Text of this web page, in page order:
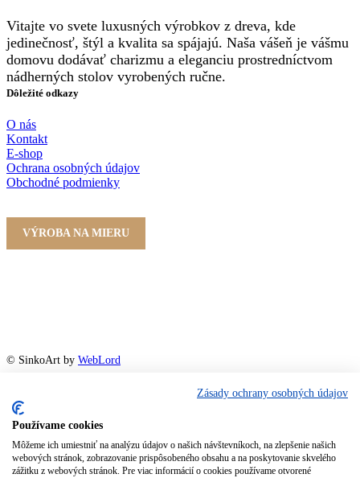
Vitajte vo svete luxusných výrobkov z dreva, kde
jedinečnosť, štýl a kvalita sa spájajú. Naša vášeň je vášmu
domovu dodávať charizmu a eleganciu prostredníctvom
nádherných stolov vyrobených ručne.
Dôležité odkazy
O nás
Kontakt
E-shop
Ochrana osobných údajov
Obchodné podmienky
VÝROBA NA MIERU
© SinkoArt by WebLord
ŠINKO – DREVOVÝROBA, s.r.o.
Zásady ochrany osobných údajov
Používame cookies
Môžeme ich umiestniť na analýzu údajov o našich návštevníkoch, na zlepšenie našich
webových stránok, zobrazovanie prispôsobeného obsahu a na poskytovanie skvelého
zážitku z webových stránok. Pre viac informácií o cookies používame otvorené